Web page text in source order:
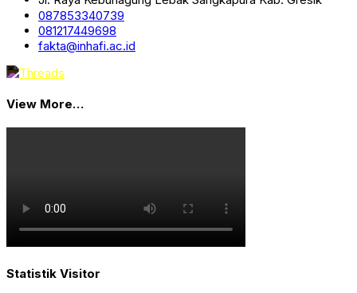
087853340739
081217449698
fakta@inhafi.ac.id
View More…
Statistik Visitor